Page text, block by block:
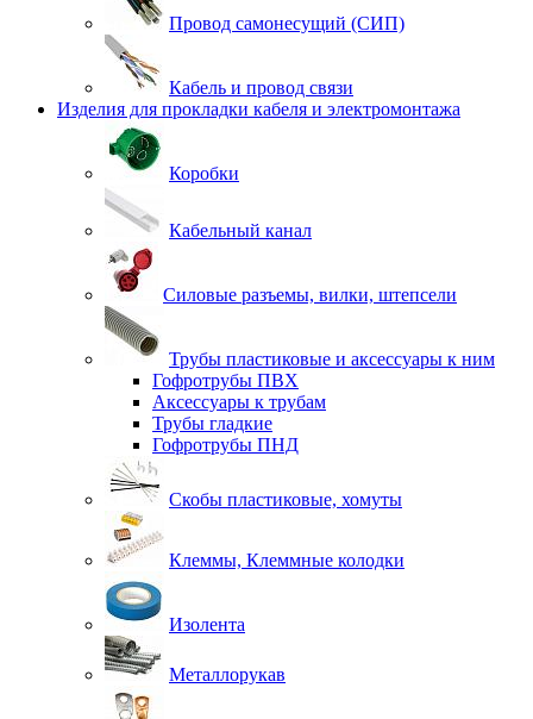
Провод самонесущий (СИП)
Кабель и провод связи
Изделия для прокладки кабеля и электромонтажа
Коробки
Кабельный канал
Силовые разъемы, вилки, штепсели
Трубы пластиковые и аксессуары к ним
Гофротрубы ПВХ
Аксессуары к трубам
Трубы гладкие
Гофротрубы ПНД
Скобы пластиковые, хомуты
Клеммы, Клеммные колодки
Изолента
Металлорукав